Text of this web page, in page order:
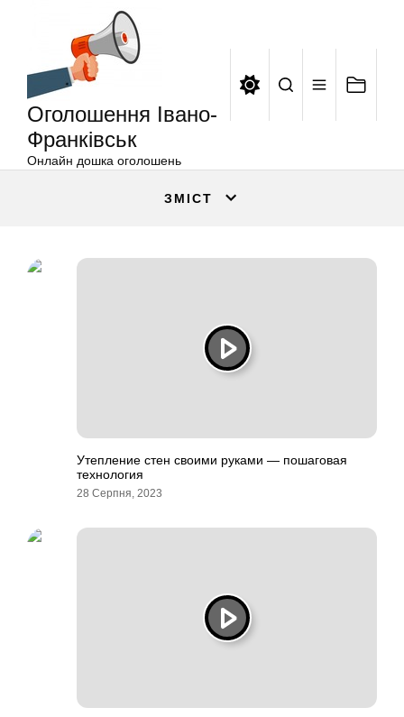
Оголошення Івано-
Франківськ
Онлайн дошка оголошень
ЗМІСТ
Утепление стен своими руками — пошаговая
технология
28 Серпня, 2023